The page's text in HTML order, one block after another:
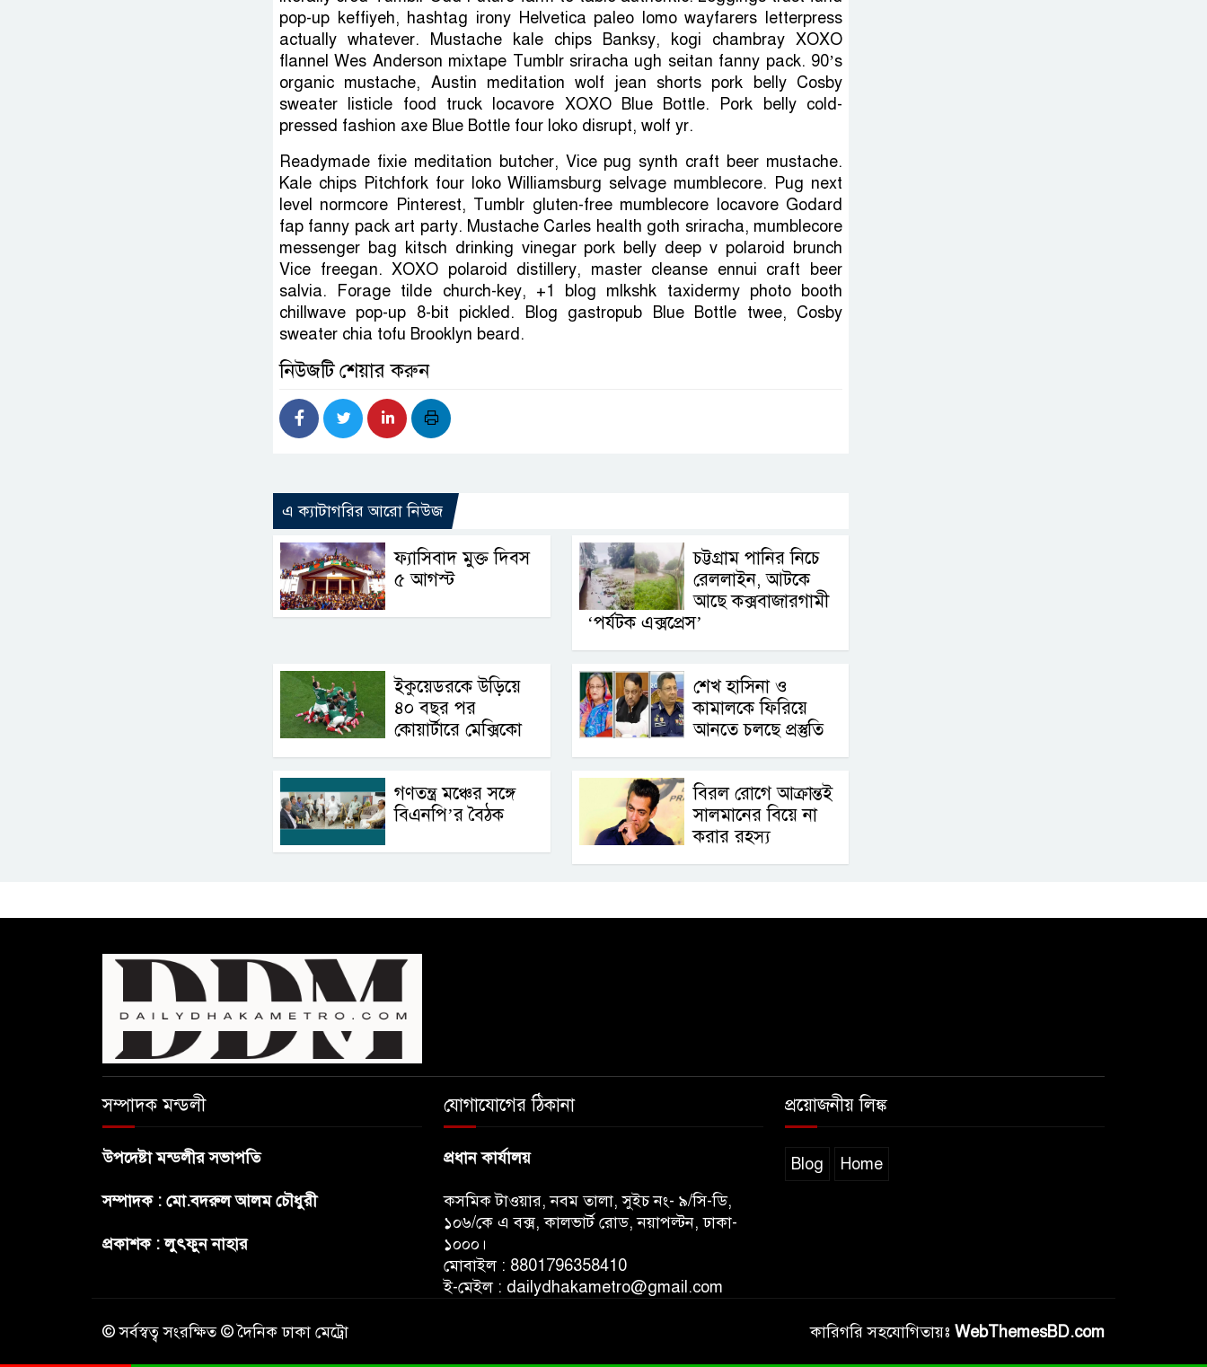
pop-up keffiyeh, hashtag irony Helvetica paleo lomo wayfarers letterpress
actually whatever. Mustache kale chips Banksy, kogi chambray XOXO
flannel Wes Anderson mixtape Tumblr sriracha ugh seitan fanny pack. 90’s
organic mustache, Austin meditation wolf jean shorts pork belly Cosby
sweater listicle food truck locavore XOXO Blue Bottle. Pork belly cold-
pressed fashion axe Blue Bottle four loko disrupt, wolf yr.
Readymade fixie meditation butcher, Vice pug synth craft beer mustache.
Kale chips Pitchfork four loko Williamsburg selvage mumblecore. Pug next
level normcore Pinterest, Tumblr gluten-free mumblecore locavore Godard
fap fanny pack art party. Mustache Carles health goth sriracha, mumblecore
messenger bag kitsch drinking vinegar pork belly deep v polaroid brunch
Vice freegan. XOXO polaroid distillery, master cleanse ennui craft beer
salvia. Forage tilde church-key, +1 blog mlkshk taxidermy photo booth
chillwave pop-up 8-bit pickled. Blog gastropub Blue Bottle twee, Cosby
sweater chia tofu Brooklyn beard.
নিউজটি শেয়ার করুন
এ ক্যাটাগরির আরো নিউজ
ফ্যাসিবাদ মুক্ত দিবস
৫ আগস্ট
চট্টগ্রাম পানির নিচে
রেললাইন, আটকে
আছে কক্সবাজারগামী
‘পর্যটক এক্সপ্রেস’
ইকুয়েডরকে উড়িয়ে
৪০ বছর পর
কোয়ার্টারে মেক্সিকো
শেখ হাসিনা ও
কামালকে ফিরিয়ে
আনতে চলছে প্রস্তুতি
গণতন্ত্র মঞ্চের সঙ্গে
বিএনপি’র বৈঠক
বিরল রোগে আক্রান্তই
সালমানের বিয়ে না
করার রহস্য
সম্পাদক মন্ডলী
উপদেষ্টা মন্ডলীর সভাপতি
সম্পাদক : মো.বদরুল আলম চৌধুরী
প্রকাশক : লুৎফুন নাহার
যোগাযোগের ঠিকানা
প্রধান কার্যালয়
কসমিক টাওয়ার, নবম তালা, সুইচ নং- ৯/সি-ডি,
১০৬/কে এ বক্স, কালভার্ট রোড, নয়াপল্টন, ঢাকা-
১০০০।
মোবাইল : 8801796358410
ই-মেইল : dailydhakametro@gmail.com
প্রয়োজনীয় লিঙ্ক
Blog Home
© সর্বস্বত্ব সংরক্ষিত © দৈনিক ঢাকা মেট্রো কারিগরি সহযোগিতায়ঃ WebThemesBD.com